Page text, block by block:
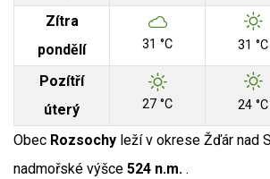
Zítra
pondělí
31 °C 31 °C
Pozítří
úterý
27 °C 24 °C
Obec Rozsochy leží v okrese Žďár nad
nadmořské výšce 524 n.m. .